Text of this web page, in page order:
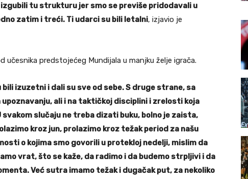
tu strukturu jer smo se previše pridodavali u
zatim i treći. Ti udarci su bili letalni, izjavio je
učesnika predstojećeg Mundijala u manjku želje igrača.
izuzetni i dali su sve od sebe. S druge strane, sa
ali i na taktičkoj disciplini i zrelosti koja
slučaju ne treba dizati buku, bolno je zaista,
kroz jun, prolazimo kroz težak period za našu
o kojima smo govorili u protekloj nedelji, mislim da
vrat, što se kaže, da radimo i da budemo strpljivi i da
Već sutra imamo težak i dugačak put, za nekoliko